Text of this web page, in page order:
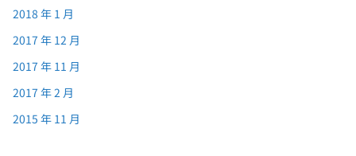
2018 年 1 月
2017 年 12 月
2017 年 11 月
2017 年 2 月
2015 年 11 月